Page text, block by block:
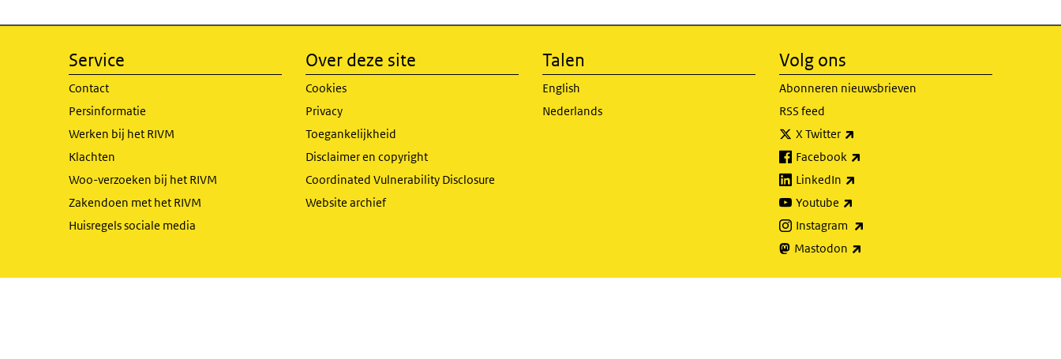
Service
Contact
Persinformatie
Werken bij het RIVM
Klachten
Woo-verzoeken bij het RIVM
Zakendoen met het RIVM
Huisregels sociale media
Over deze site
Cookies
Privacy
Toegankelijkheid
Disclaimer en copyright
Coordinated Vulnerability Disclosure
Website archief
Talen
English
Nederlands
Volg ons
Abonneren nieuwsbrieven
RSS feed
X Twitter
Facebook
LinkedIn
Youtube
Instagram
Mastodon